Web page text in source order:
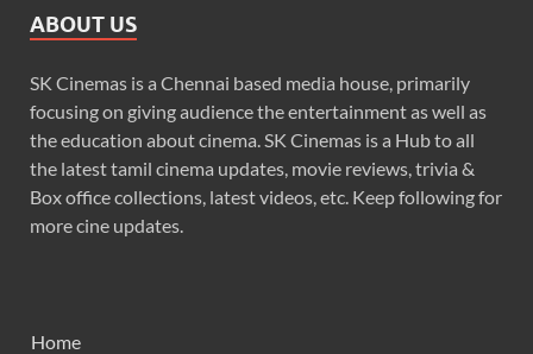
ABOUT US
SK Cinemas is a Chennai based media house, primarily
focusing on giving audience the entertainment as well as
the education about cinema. SK Cinemas is a Hub to all
the latest tamil cinema updates, movie reviews, trivia &
Box office collections, latest videos, etc. Keep following for
more cine updates.
Home